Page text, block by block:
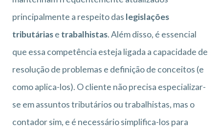
principalmente a respeito das legislações
tributáriase trabalhistas. Além disso, é essencial
que essa competência esteja ligada a capacidade de
resolução de problemas e definição de conceitos (e
como aplica-los). O cliente não precisa especializar-
se em assuntos tributários ou trabalhistas, mas o
contador sim, e é necessário simplifica-los para